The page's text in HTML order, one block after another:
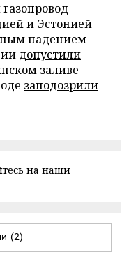
и Эстонией
падением
допустили
заливе
заподозрили
на наши
(2)